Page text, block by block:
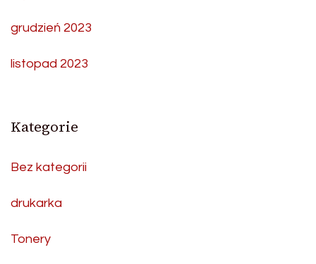
grudzień 2023
listopad 2023
Kategorie
Bez kategorii
drukarka
Tonery